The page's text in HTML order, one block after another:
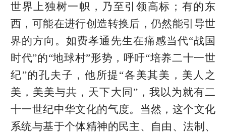
世界上独树一帜，乃至引领高标；有的东
西，可能在进行创造转换后，仍然能引导世
界的方向。如费孝通先生在痛感当代“战国
时代”的“地球村”形势，呼吁“培养二十一世
纪”的孔夫子，他所提“各美其美，美人之
美，美美与共，天下大同”，我以为就有二
十一世纪中华文化的气度。当然，这个文化
系统与基于个体精神的民主、自由、法制、